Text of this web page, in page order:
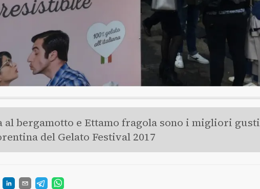
al bergamotto e Ettamo fragola sono i migliori gusti
del Gelato Festival 2017